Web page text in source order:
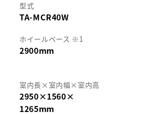
型式
TA-MCR40W
ホイールベース ※1
2900mm
室内長× 室内幅× 室内高
2950×1560×
1265mm